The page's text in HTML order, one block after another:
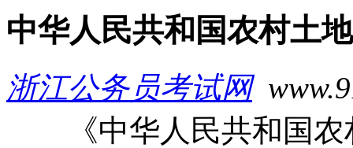
中华人民共和国农村土
浙江公务员考试网
《中华人民共和国农